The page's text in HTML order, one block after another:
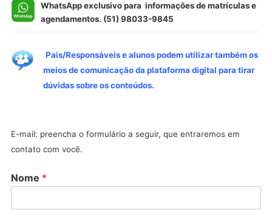
WhatsApp exclusivo para informações de matrículas e
agendamentos. (51) 98033-9845
Pais/Responsáveis e alunos podem utilizar também os
meios de comunicação da plataforma digital para tirar
dúvidas sobre os conteúdos.
E-mail: preencha o formulário a seguir, que entraremos em
contato com você.
Nome *